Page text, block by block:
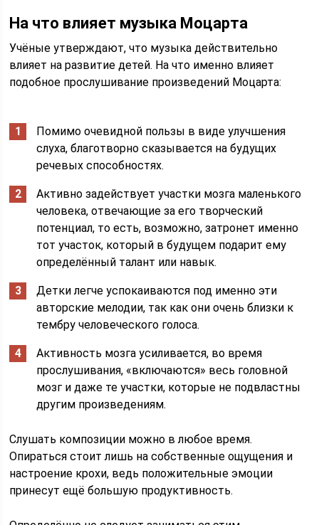
На что влияет музыка Моцарта
Учёные утверждают, что музыка действительно
влияет на развитие детей. На что именно влияет
подобное прослушивание произведений Моцарта:
Помимо очевидной пользы в виде улучшения
слуха, благотворно сказывается на будущих
речевых способностях.
Активно задействует участки мозга маленького
человека, отвечающие за его творческий
потенциал, то есть, возможно, затронет именно
тот участок, который в будущем подарит ему
определённый талант или навык.
Детки легче успокаиваются под именно эти
авторские мелодии, так как они очень близки к
тембру человеческого голоса.
Активность мозга усиливается, во время
прослушивания, «включаются» весь головной
мозг и даже те участки, которые не подвластны
другим произведениям.
Слушать композиции можно в любое время.
Опираться стоит лишь на собственные ощущения и
настроение крохи, ведь положительные эмоции
принесут ещё большую продуктивность.